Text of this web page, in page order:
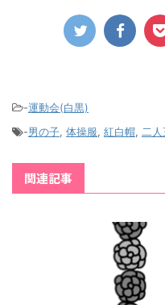
-運動会(白黒)
-男の子, 体操服, 紅白帽, 二
関連記事